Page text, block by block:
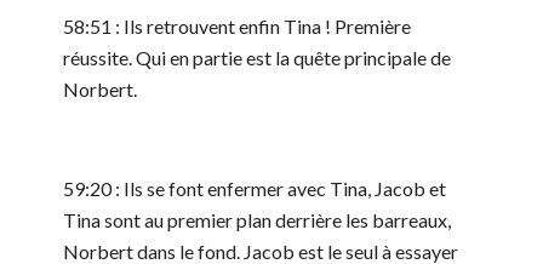
58:51 : Ils retrouvent enfin Tina ! Première
réussite. Qui en partie est la quête principale de
Norbert.
59:20 : Ils se font enfermer avec Tina, Jacob et
Tina sont au premier plan derrière les barreaux,
Norbert dans le fond. Jacob est le seul à essayer